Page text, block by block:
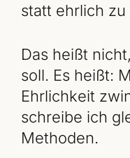
statt ehrlich zu
Das heißt
soll. Es heißt:
Ehrlichkeit
schreibe ich
Methoden.